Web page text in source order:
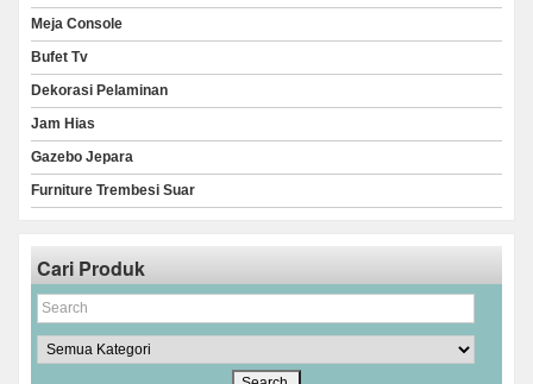
Meja Console
Bufet Tv
Dekorasi Pelaminan
Jam Hias
Gazebo Jepara
Furniture Trembesi Suar
Cari Produk